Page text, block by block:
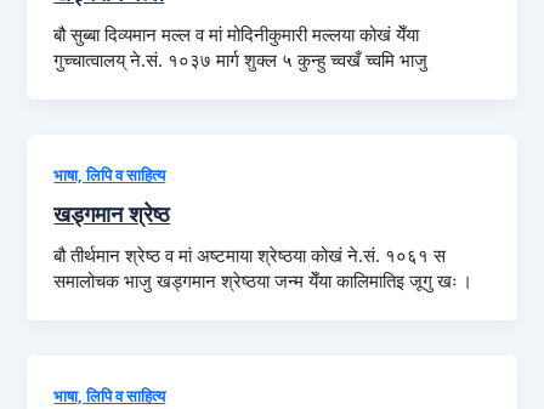
बौ सुब्बा दिव्यमान मल्ल व मां मोदिनीकुमारी मल्लया कोखं येँया
गुच्चात्वालय् ने.सं. १०३७ मार्ग शुक्ल ५ कुन्हु च्वखँ च्वमि भाजु
भाषा, लिपि व साहित्य
खड्गमान श्रेष्ठ
बौ तीर्थमान श्रेष्ठ व मां अष्टमाया श्रेष्ठया कोखं ने.सं. १०६१ स
समालोचक भाजु खड्गमान श्रेष्ठया जन्म येँया कालिमातिइ जूगु खः ।
भाषा, लिपि व साहित्य